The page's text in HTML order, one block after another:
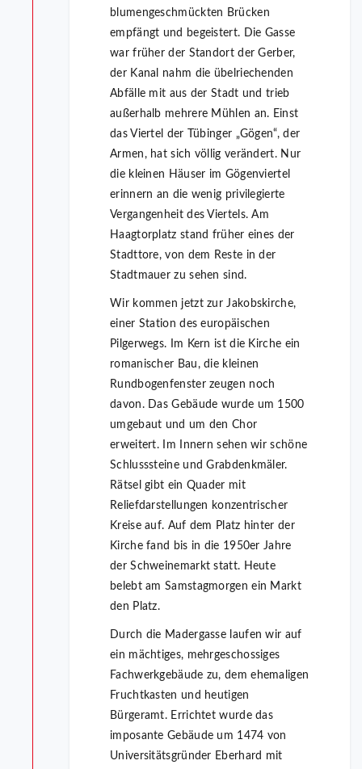
blumengeschmückten Brücken
empfängt und begeistert. Die Gasse
war früher der Standort der Gerber,
der Kanal nahm die übelriechenden
Abfälle mit aus der Stadt und trieb
außerhalb mehrere Mühlen an. Einst
das Viertel der Tübinger „Gögen“, der
Armen, hat sich völlig verändert. Nur
die kleinen Häuser im Gögenviertel
erinnern an die wenig privilegierte
Vergangenheit des Viertels. Am
Haagtorplatz stand früher eines der
Stadttore, von dem Reste in der
Stadtmauer zu sehen sind.
Wir kommen jetzt zur Jakobskirche,
einer Station des europäischen
Pilgerwegs. Im Kern ist die Kirche ein
romanischer Bau, die kleinen
Rundbogenfenster zeugen noch
davon. Das Gebäude wurde um 1500
umgebaut und um den Chor
erweitert. Im Innern sehen wir schöne
Schlusssteine und Grabdenkmäler.
Rätsel gibt ein Quader mit
Reliefdarstellungen konzentrischer
Kreise auf. Auf dem Platz hinter der
Kirche fand bis in die 1950er Jahre
der Schweinemarkt statt. Heute
belebt am Samstagmorgen ein Markt
den Platz.
Durch die Madergasse laufen wir auf
ein mächtiges, mehrgeschossiges
Fachwerkgebäude zu, dem ehemaligen
Fruchtkasten und heutigen
Bürgeramt. Errichtet wurde das
imposante Gebäude um 1474 von
Universitätsgründer Eberhard mit